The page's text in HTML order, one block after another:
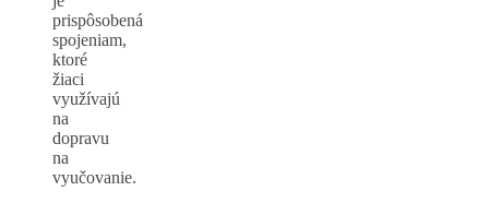
prispôsobená
spojeniam,
ktoré
žiaci
využívajú
na
dopravu
na
vyučovanie.